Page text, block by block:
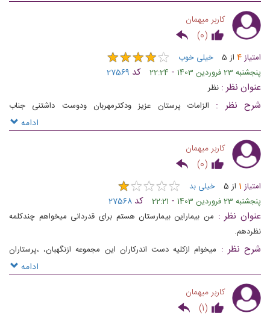
کاربر میهمان
(
0
)
امتیاز4 از 5 خیلی خوب ★★★★★
★★★★★
پنجشنبه 23 فروردین 1403 -
22:24 کد 27569
عنوان نظر : نظر
شرح نظر : الزامات پرستان عزیز ودکترمهربان ودوست داشتنی جناب
ادامه
کاربر میهمان
(
0
)
امتیاز 1 از 5 خیلی بد ★★★★★
★★★★★
پنجشنبه 23 فروردین 1403 -
22:21 کد 27568
عنوان نظر : من بیماراین بیمارستان هستم برای قدردانى میخواهم چندکلمه
نظردهم.
شرح نظر : میخوام ازکلیه دست اندرکاران این مجموعه ازنگهبان، ،پرستاران
عزیزومهربان،وکلیه پرسنل این مجموعه ازصمیم قلب تشکرنمایم. دکترهای ایم
بهبودی نداشتم ولی دکترترابیان به من امیدداد.
ادامه
کاربر میهمان
(
1
)